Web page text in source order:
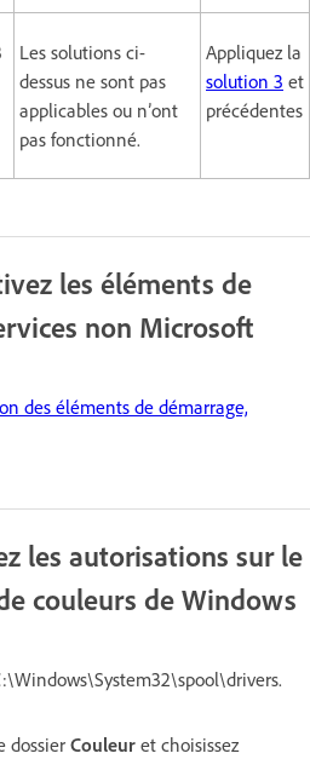
Les solutions ci-
dessus ne sont pas
applicables ou n’ont
pas fonctionné.
Appliquez la
solution 3 et
précédentes
les éléments de
non Microsoft
des éléments de démarrage,
les autorisations sur le
couleurs de Windows
dossier Couleur et choisissez